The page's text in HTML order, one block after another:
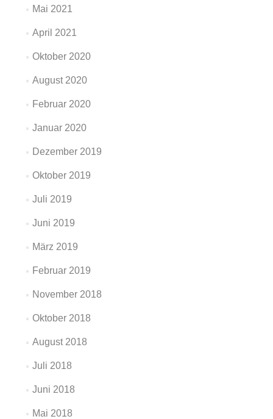
Mai 2021
April 2021
Oktober 2020
August 2020
Februar 2020
Januar 2020
Dezember 2019
Oktober 2019
Juli 2019
Juni 2019
März 2019
Februar 2019
November 2018
Oktober 2018
August 2018
Juli 2018
Juni 2018
Mai 2018